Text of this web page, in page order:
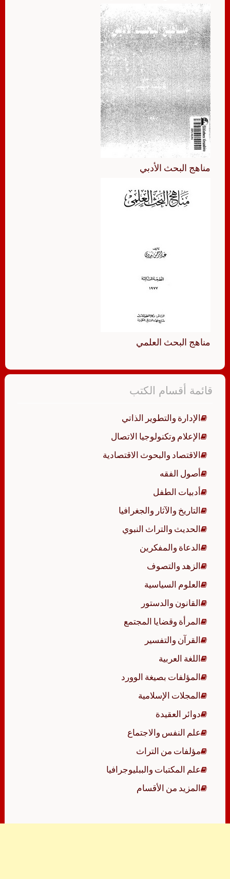
مناهج البحث الأدبي
مناهج البحث العلمي
قائمة أقسام الكتب
الإدارة والتطوير الذاتي
الإعلام وتكنولوجيا الاتصال
الاقتصاد والبحوث الاقتصادية
أصول الفقه
أدبيات الطفل
التاريخ والآثار والجغرافيا
الحديث والتراث النبوي
الدعاة والمفكرين
الزهد والتصوف
العلوم السياسية
القانون والدستور
المرأة وقضايا المجتمع
القرآن والتفسير
اللغة العربية
المؤلفات بصيغة الوورد
المجلات الإسلامية
دوائر العقيدة
علم النفس والاجتماع
مؤلفات من التراث
علم المكتبات والببليوجرافيا
المزيد من الأقسام